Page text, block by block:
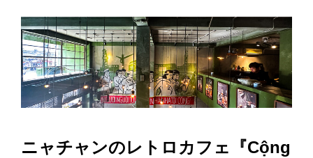
b
o
o
k
d
o
n
ニャチャンのレトロカフェ『Cộng